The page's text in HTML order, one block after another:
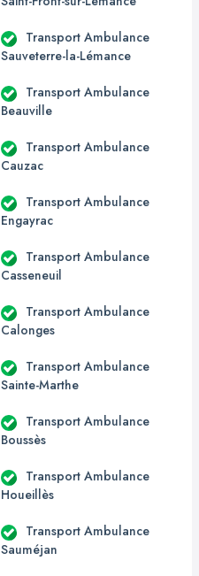
Transport Ambulance
Sauveterre-la-Lémance
Transport Ambulance
Beauville
Transport Ambulance
Cauzac
Transport Ambulance
Engayrac
Transport Ambulance
Casseneuil
Transport Ambulance
Calonges
Transport Ambulance
Sainte-Marthe
Transport Ambulance
Boussès
Transport Ambulance
Houeillès
Transport Ambulance
Sauméjan